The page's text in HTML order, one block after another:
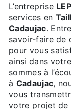
L’entreprise
services en
Cadaujac.
savoir-faire de
pour vous
ainsi dans
sommes à
à Cadaujac,
vous
votre projet de